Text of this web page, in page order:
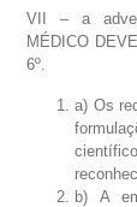
VII – a
MÉDICO
6º.
a) Os
b) A